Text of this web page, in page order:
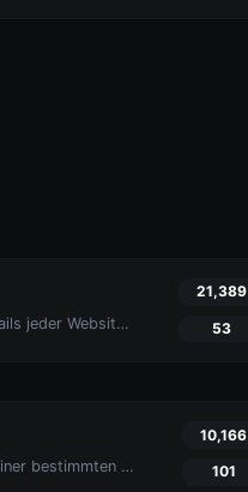
Entdecken Sie Hosting-Anbieter und Serverdetails jeder Website mit dem Website-Hosting-Checker-Tool von Uptime4. Führen Sie Wettbewerbsanalysen durch, beheben Sie Probleme und mehr.
21,389
53
Überprüfen Sie 301- und 302-Weiterleitungen einer bestimmten URL mit dem Redirect Checker Tool von Uptime4. Stellen Sie nahtloses SEO, Leistung und Sicherheit für Ihre Website sicher.
10,166
101